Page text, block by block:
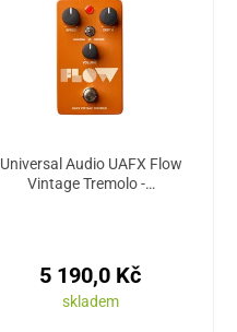
Universal Audio UAFX Flow
Vintage Tremolo -…
5 190,0 Kč
skladem